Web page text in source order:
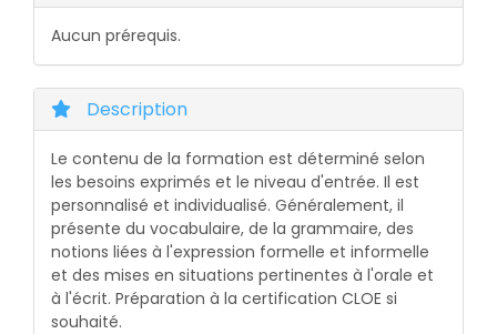
Aucun prérequis.
Description
Le contenu de la formation est déterminé selon
les besoins exprimés et le niveau d'entrée. Il est
personnalisé et individualisé. Généralement, il
présente du vocabulaire, de la grammaire, des
notions liées à l'expression formelle et informelle
et des mises en situations pertinentes à l'orale et
à l'écrit. Préparation à la certification CLOE si
souhaité.